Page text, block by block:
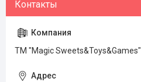
ТМ "Magic Sweets&Toys&Games"